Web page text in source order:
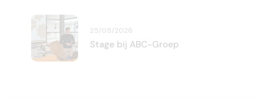
25/05/2026
Stage bij ABC-Groep